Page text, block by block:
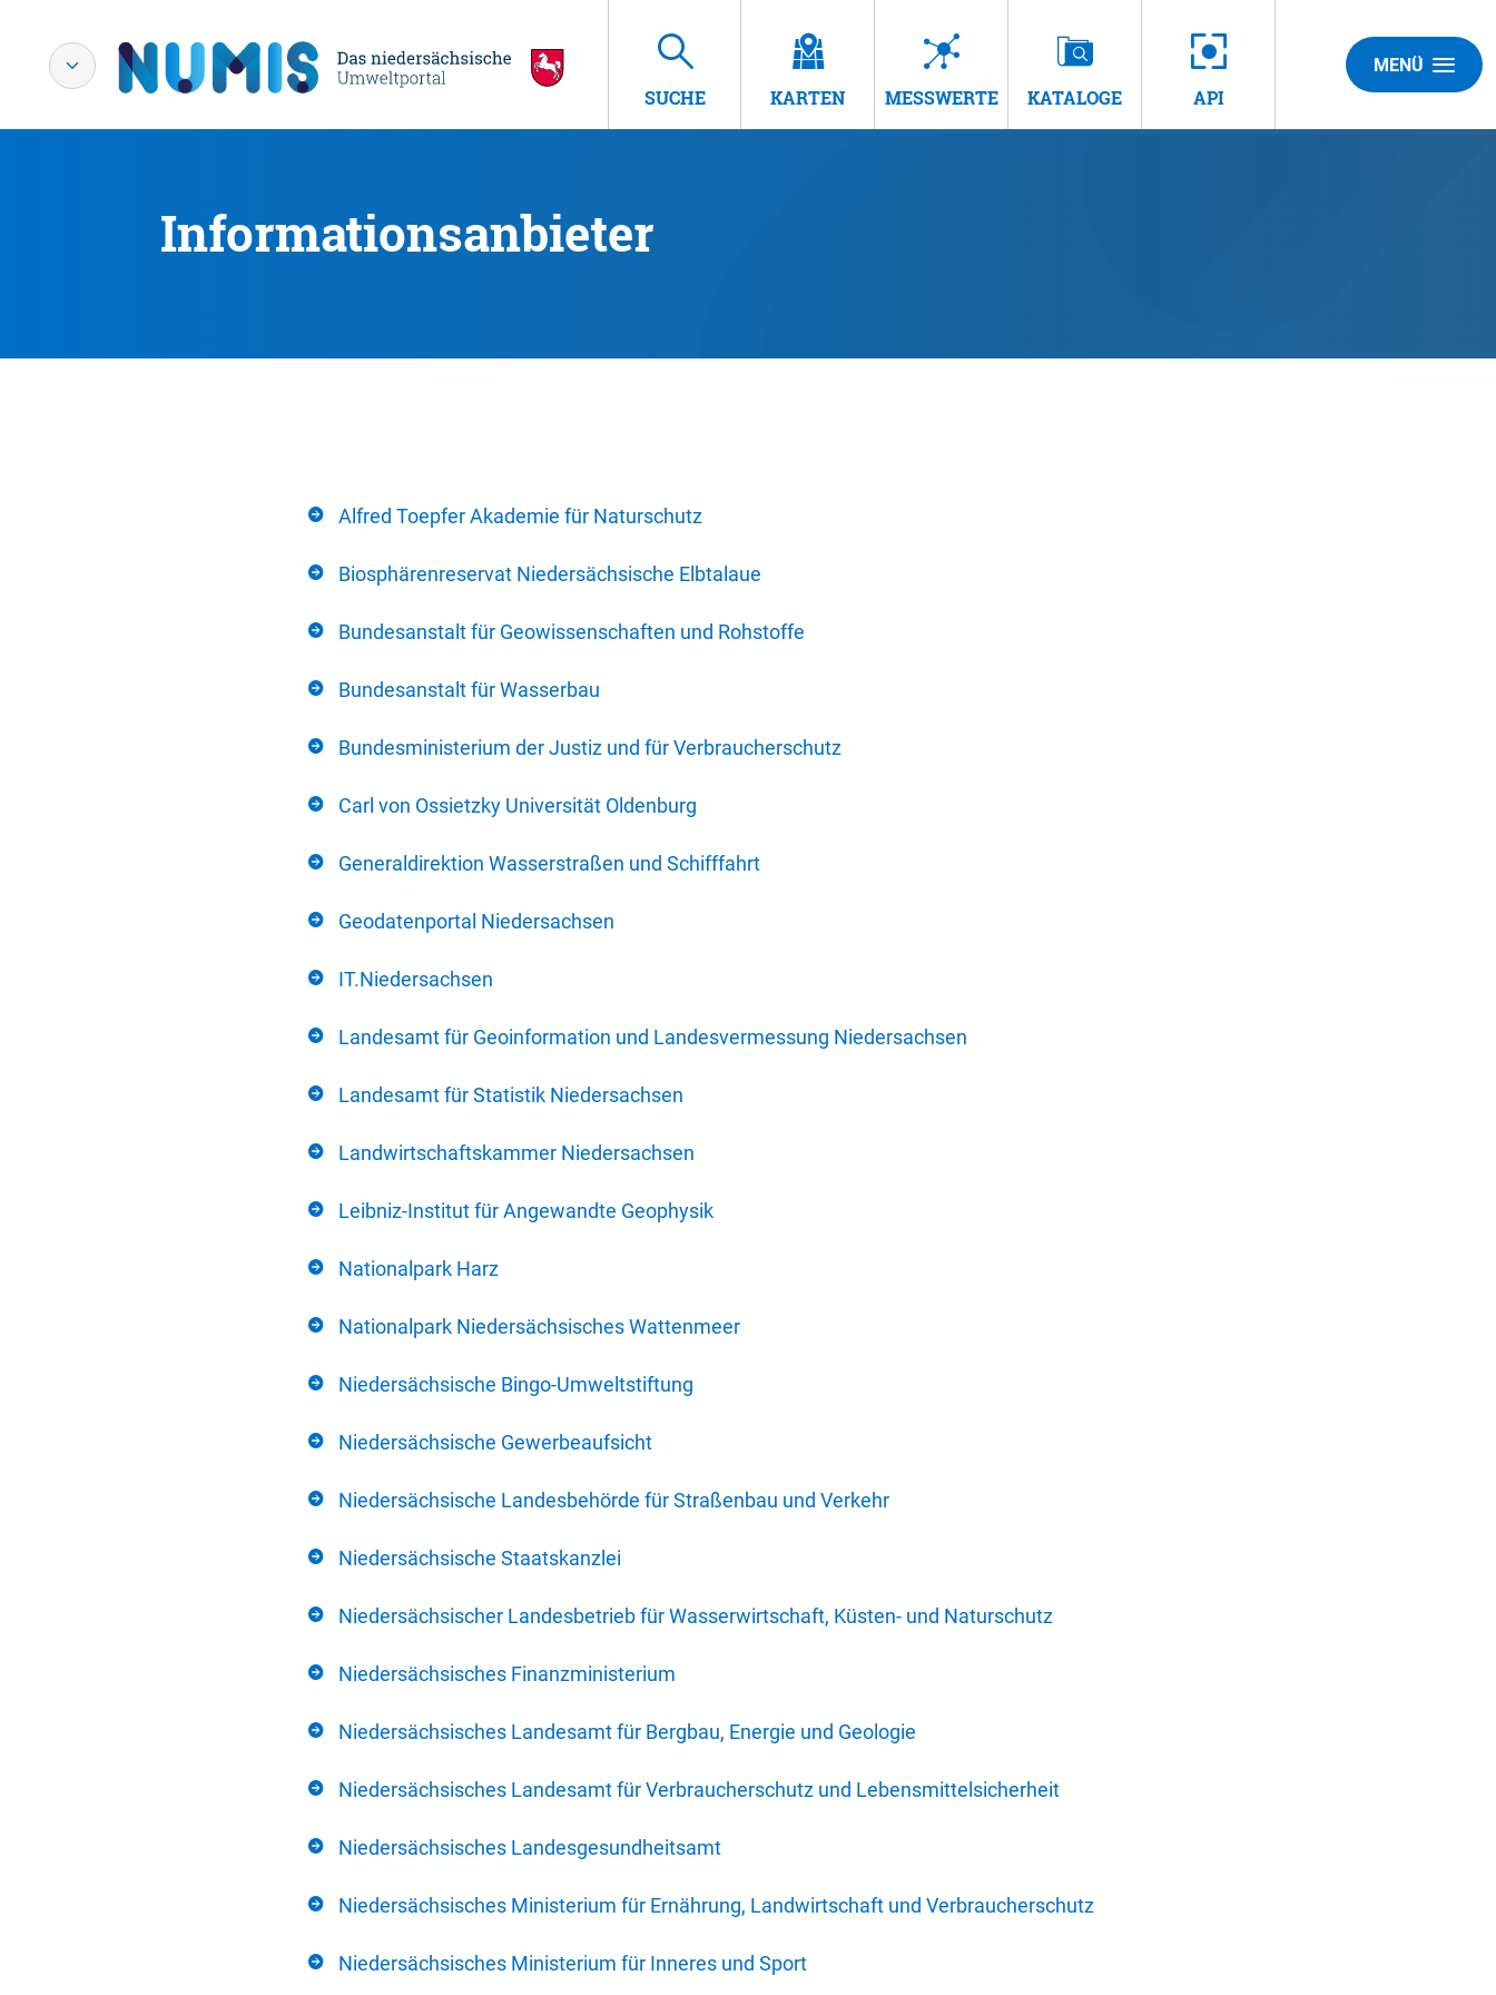
SUCHE KARTEN MESSWERTE KATALOGE API
MENÜ
Informationsanbieter
Alfred Toepfer Akademie für Naturschutz
Biosphärenreservat Niedersächsische Elbtalaue
Bundesanstalt für Geowissenschaften und Rohstoffe
Bundesanstalt für Wasserbau
Bundesministerium der Justiz und für Verbraucherschutz
Carl von Ossietzky Universität Oldenburg
Generaldirektion Wasserstraßen und Schifffahrt
Geodatenportal Niedersachsen
IT.Niedersachsen
Landesamt für Geoinformation und Landesvermessung Niedersachsen
Landesamt für Statistik Niedersachsen
Landwirtschaftskammer Niedersachsen
Leibniz-Institut für Angewandte Geophysik
Nationalpark Harz
Nationalpark Niedersächsisches Wattenmeer
Niedersächsische Bingo-Umweltstiftung
Niedersächsische Gewerbeaufsicht
Niedersächsische Landesbehörde für Straßenbau und Verkehr
Niedersächsische Staatskanzlei
Niedersächsischer Landesbetrieb für Wasserwirtschaft, Küsten- und Naturschutz
Niedersächsisches Finanzministerium
Niedersächsisches Landesamt für Bergbau, Energie und Geologie
Niedersächsisches Landesamt für Verbraucherschutz und Lebensmittelsicherheit
Niedersächsisches Landesgesundheitsamt
Niedersächsisches Ministerium für Ernährung, Landwirtschaft und Verbraucherschutz
Niedersächsisches Ministerium für Inneres und Sport